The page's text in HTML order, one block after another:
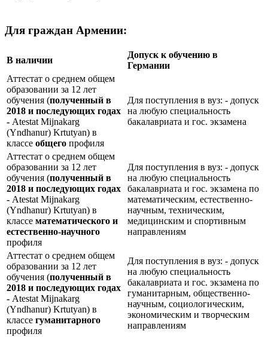
Для граждан Армении:
В наличии
Допуск к обучению в
Германии
Аттестат о среднем общем
образовании за 12 лет
обучения (полученный в
2018 и последующих годах
- Atestat Mijnakarg
(Yndhanur) Krtutyan) в
классе общего профиля
Для поступления в вуз: - допуск
на любую специальность
бакалавриата и гос. экзамена
Аттестат о среднем общем
образовании за 12 лет
обучения (полученный в
2018 и последующих годах
- Atestat Mijnakarg
(Yndhanur) Krtutyan) в
классе математического и
естественно-научного
профиля
Для поступления в вуз: - допуск
на любую специальность
бакалавриата и гос. экзамена по
математическим, естественно-
научным, техническим,
медицинским и спортивным
направлениям
Аттестат о среднем общем
образовании за 12 лет
обучения (полученный в
2018 и последующих годах
- Atestat Mijnakarg
(Yndhanur) Krtutyan) в
классе гуманитарного
профиля
Для поступления в вуз: - допуск
на любую специальность
бакалавриата и гос. экзамена по
гуманитарным, общественно-
научным, социологическим,
экономическим и творческим
направлениям